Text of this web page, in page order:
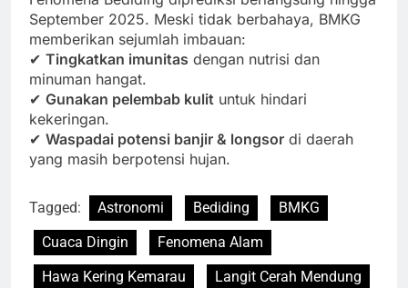
September 2025. Meski tidak berbahaya, BMKG
memberikan sejumlah imbauan:
✔ Tingkatkan imunitas dengan nutrisi dan
minuman hangat.
✔ Gunakan pelembab kulit untuk hindari
kekeringan.
✔ Waspadai potensi banjir & longsor di daerah
yang masih berpotensi hujan.
Tagged: Astronomi Bediding
BMKG
Cuaca Dingin
Fenomena Alam
Hawa Kering Kemarau
Langit Cerah Mendung